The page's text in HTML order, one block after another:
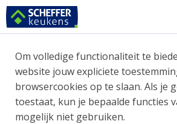
WEBSHOP BESTELLINGEN
Je kan tijdelijk geen bestelling
vast oriënteren? Vergelijk
en merken met elkaar. Klik hier
informatie.
Om volledige functionaliteit te
website jouw expliciete
browsercookies op te slaan. Als je
toestaat, kun je bepaalde functies
mogelijk niet gebruiken.